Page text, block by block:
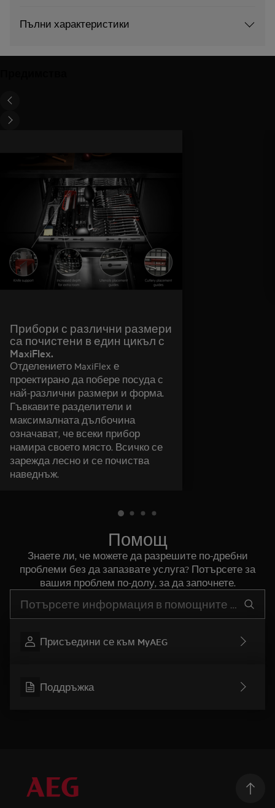
Пълни характеристики
Прибори с различни размери
са почистени в един цикъл с
MaxiFlex.
Отделението MaxiFlex е
проектирано да побере посуда с
най-различни размери и форма.
Гъвкавите разделители и
максималната дълбочина
означават, че всеки прибор
намира своето място. Всичко се
зарежда лесно и се почиства
наведнъж.
Помощ
Знаете ли, че можете да разрешите по-дребни
проблеми без да запазвате услуга? Потърсете за
вашия проблем по-долу, за да започнете.
Присъедини се към MyAEG
Поддръжка